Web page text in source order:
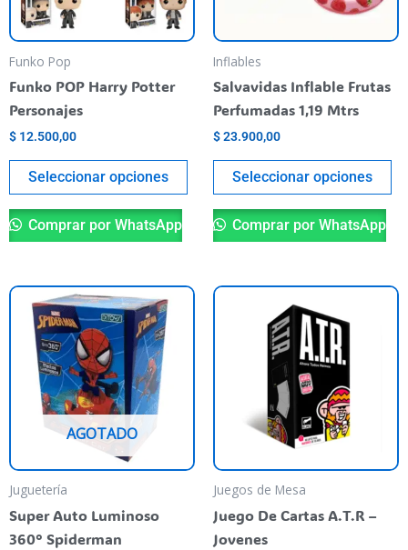
Funko Pop
Funko POP Harry Potter
Personajes
$ 12.500,00
Seleccionar opciones
se
pueden
elegir
producto
Comprar por WhatsApp
Inflables
Salvavidas Inflable Frutas
Perfumadas 1,19 Mtrs
$23.900,00
Seleccionar opciones
se
Comprar por WhatsApp
AGOTADO
Juguetería
Super Auto Luminoso
360° Spiderman
Juegos de Mesa
Juego De Cartas A.T.R –
Jovenes